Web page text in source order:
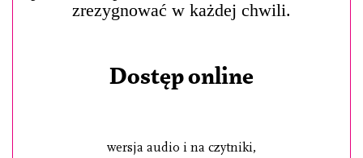
zrezygnować w każdej chwili.
Dostęp online
wersja audio i na czytniki,